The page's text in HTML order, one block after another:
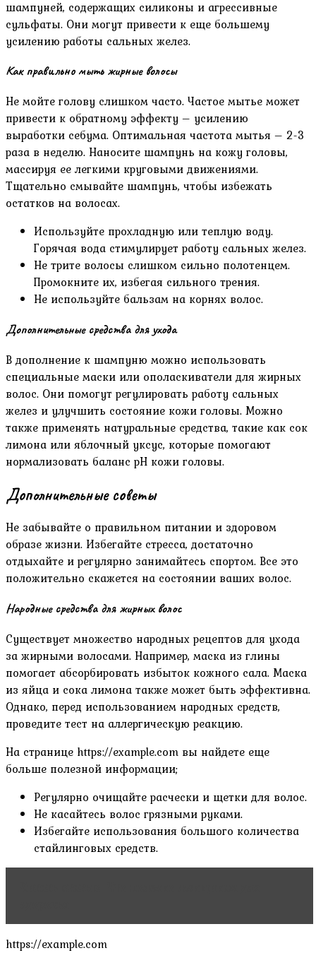
шампуней, содержащих силиконы и агрессивные
сульфаты. Они могут привести к еще большему
усилению работы сальных желез.
Как правильно мыть жирные волосы
Не мойте голову слишком часто. Частое мытье может
привести к обратному эффекту – усилению
выработки себума. Оптимальная частота мытья – 2-3
раза в неделю. Наносите шампунь на кожу головы,
массируя ее легкими круговыми движениями.
Тщательно смывайте шампунь, чтобы избежать
остатков на волосах.
Используйте прохладную или теплую воду.
Горячая вода стимулирует работу сальных желез.
Не трите волосы слишком сильно полотенцем.
Промокните их, избегая сильного трения.
Не используйте бальзам на корнях волос.
Дополнительные средства для ухода
В дополнение к шампуню можно использовать
специальные маски или ополаскиватели для жирных
волос. Они помогут регулировать работу сальных
желез и улучшить состояние кожи головы. Можно
также применять натуральные средства, такие как сок
лимона или яблочный уксус, которые помогают
нормализовать баланс pH кожи головы.
Дополнительные советы
Не забывайте о правильном питании и здоровом
образе жизни. Избегайте стресса, достаточно
отдыхайте и регулярно занимайтесь спортом. Все это
положительно скажется на состоянии ваших волос.
Народные средства для жирных волос
Существует множество народных рецептов для ухода
за жирными волосами. Например, маска из глины
помогает абсорбировать избыток кожного сала. Маска
из яйца и сока лимона также может быть эффективна.
Однако, перед использованием народных средств,
проведите тест на аллергическую реакцию.
На странице https://example.com вы найдете еще
больше полезной информации;
Регулярно очищайте расчески и щетки для волос.
Не касайтесь волос грязными руками.
Избегайте использования большого количества
стайлинговых средств.
https://example.com